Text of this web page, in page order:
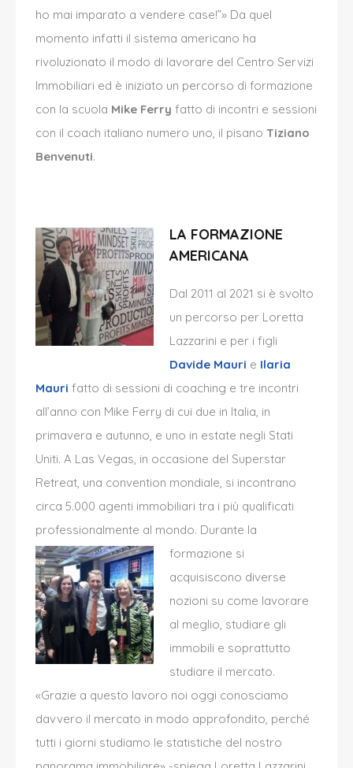
ho mai imparato a vendere case!”» Da quel
momento infatti il sistema americano ha
rivoluzionato il modo di lavorare del Centro Servizi
Immobiliari ed è iniziato un percorso di formazione
con la scuola Mike Ferry fatto di incontri e sessioni
con il coach italiano numero uno, il pisano Tiziano
Benvenuti.
LA FORMAZIONE
AMERICANA
Dal 2011 al 2021 si è svolto
un percorso per Loretta
Lazzarini e per i figli
Davide Mauri e Ilaria
Mauri fatto di sessioni di coaching e tre incontri
all’anno con Mike Ferry di cui due in Italia, in
primavera e autunno, e uno in estate negli Stati
Uniti. A Las Vegas, in occasione del Superstar
Retreat, una convention mondiale, si incontrano
circa 5.000 agenti immobiliari tra i più qualificati
professionalmente al mondo. Durante la
formazione si
acquisiscono diverse
nozioni su come lavorare
al meglio, studiare gli
immobili e soprattutto
studiare il mercato.
«Grazie a questo lavoro noi oggi conosciamo
davvero il mercato in modo approfondito, perché
tutti i giorni studiamo le statistiche del nostro